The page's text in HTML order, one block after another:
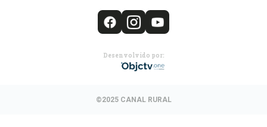
Desenvolvido por:
©2025 CANAL RURAL